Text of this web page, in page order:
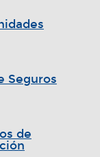
Seguros
de